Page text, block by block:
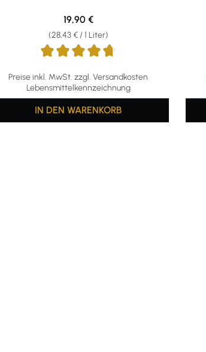
Preise inkl. MwSt. zzgl. Versandkosten
Lebensmittelkennzeichnung
(28,43 € / 1 Liter)
Regulärer Preis:
19,90 €
IN DEN WARENKORB